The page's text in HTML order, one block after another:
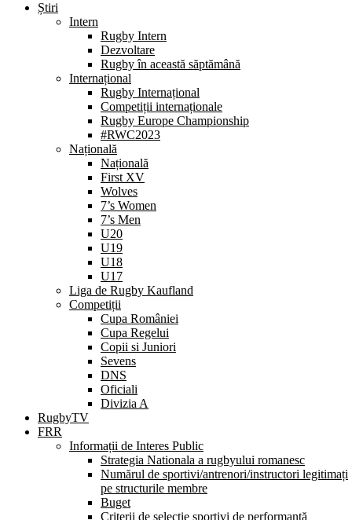
Știri
Intern
Rugby Intern
Dezvoltare
Rugby în această săptămână
Internațional
Rugby Internațional
Competiții internaționale
Rugby Europe Championship
#RWC2023
Națională
Națională
First XV
Wolves
7’s Women
7’s Men
U20
U19
U18
U17
Liga de Rugby Kaufland
Competiții
Cupa României
Cupa Regelui
Copii si Juniori
Sevens
DNS
Oficiali
Divizia A
RugbyTV
FRR
Informații de Interes Public
Strategia Nationala a rugbyului romanesc
Numărul de sportivi/antrenori/instructori legitimați
pe structurile membre
Buget
Criterii de selecție sportivi de performanță